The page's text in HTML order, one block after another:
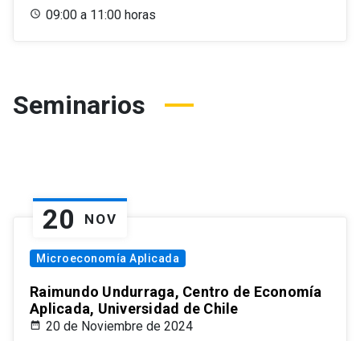
09:00 a 11:00 horas
Seminarios
20 NOV
Microeconomía Aplicada
Raimundo Undurraga, Centro de Economía
Aplicada, Universidad de Chile
20 de Noviembre de 2024